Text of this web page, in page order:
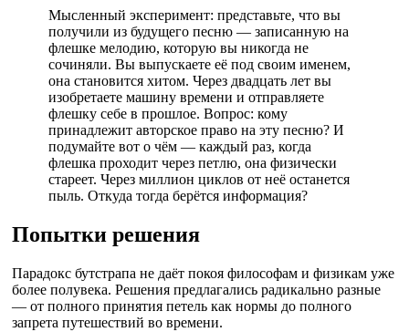
Мысленный эксперимент: представьте, что вы
получили из будущего песню — записанную на
флешке мелодию, которую вы никогда не
сочиняли. Вы выпускаете её под своим именем,
она становится хитом. Через двадцать лет вы
изобретаете машину времени и отправляете
флешку себе в прошлое. Вопрос: кому
принадлежит авторское право на эту песню? И
подумайте вот о чём — каждый раз, когда
флешка проходит через петлю, она физически
стареет. Через миллион циклов от неё останется
пыль. Откуда тогда берётся информация?
Попытки решения
Парадокс бутстрапа не даёт покоя философам и физикам уже
более полувека. Решения предлагались радикально разные
— от полного принятия петель как нормы до полного
запрета путешествий во времени.